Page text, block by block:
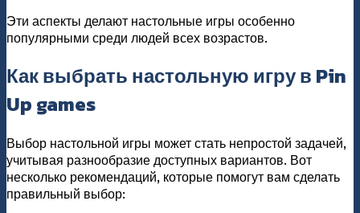
Эти аспекты делают настольные игры особенно
популярными среди людей всех возрастов.
Как выбрать настольную игру в Pin
Up games
Выбор настольной игры может стать непростой задачей,
учитывая разнообразие доступных вариантов. Вот
несколько рекомендаций, которые помогут вам сделать
правильный выбор: